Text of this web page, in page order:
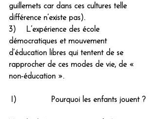
guillemets car dans ces cultures telle
différence n’existe pas).
3)    L’expérience des école
démocratiques et mouvement
d’éducation libres qui tentent de se
rapprocher de ces modes de vie, de «
non-éducation ».
I)              Pourquoi les enfants jouent ?